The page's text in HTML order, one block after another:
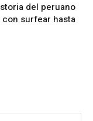
del peruano
surfear hasta